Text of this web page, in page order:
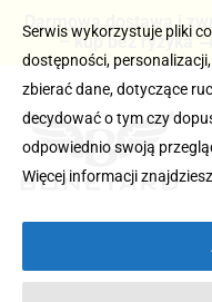
Darmowa dostawa i
– kup bez ryzyka
Serwis wykorzystuje pliki
dostępności,
zbierać dane, dotyczące
decydować o tym czy
odpowiednio swoją
Więcej informacji